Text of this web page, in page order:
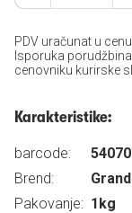
PDV uračunat u
Isporuka
cenovniku kurirske
Karakteristike:
barcode:
Brend:
Pakovanje: 1kg